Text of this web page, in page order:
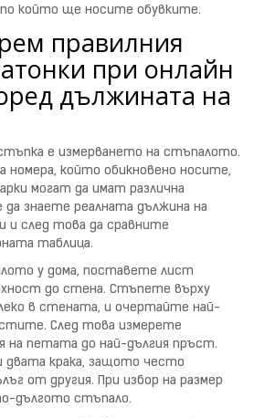
по който ще носите обувките.
правилния
при онлайн
дължината на
е измерването на стъпалото.
номера, който обикновено носите,
могат да имат различна
знаете реалната дължина на
и след това да сравните
таблица.
у дома, поставете лист
до стена. Стъпете върху
в стената, и очертайте най-
След това измерете
на петата до най-дългия пръст.
двата крака, защото често
от другия. При избор на размер
дългото стъпало.